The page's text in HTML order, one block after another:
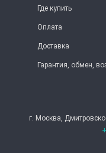
Где купить
Оплата
Доставка
Гарантия, обмен,
г. Москва,